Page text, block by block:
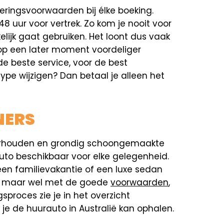
bij élke boeking.
uur voor vertrek. Zo kom je nooit voor
gaat gebruiken. Het loont dus vaak
een later moment voordeliger
beste service, voor de best
wijzigen? Dan betaal je alleen het
en grondig schoongemaakte
beschikbaar voor elke gelegenheid.
familievakantie of een luxe sedan
maar wel met de goede voorwaarden,
zie je in het overzicht
de huurauto in Australië kan ophalen.